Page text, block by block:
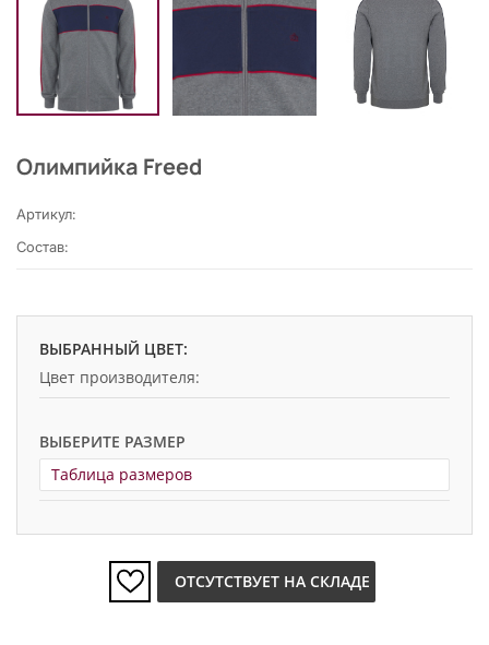
Олимпийка Freed
Артикул:
Состав:
ВЫБРАННЫЙ ЦВЕТ:
Цвет производителя:
ВЫБЕРИТЕ РАЗМЕР
Таблица размеров
ОТСУТСТВУЕТ НА СКЛАДЕ